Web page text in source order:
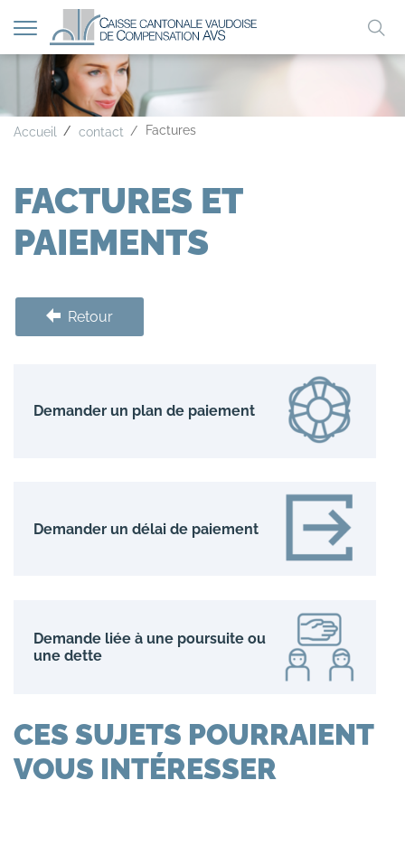
A A A
Afficher
la
navigation
Accueil contact Factures
FACTURES ET
PAIEMENTS
Retour
Demander un plan de paiement
Demander un délai de paiement
Demande liée à une poursuite ou
une dette
CES SUJETS POURRAIENT
VOUS INTÉRESSER